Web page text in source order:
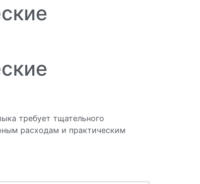
требует тщательного
расходам и практическим